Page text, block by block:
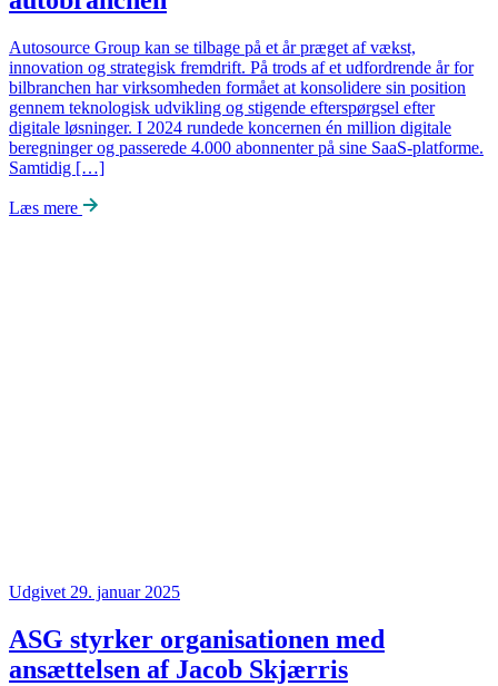
Autosource Group kan se tilbage på et år præget af vækst,
innovation og strategisk fremdrift. På trods af et udfordrende år for
bilbranchen har virksomheden formået at konsolidere sin position
gennem teknologisk udvikling og stigende efterspørgsel efter
digitale løsninger. I 2024 rundede koncernen én million digitale
beregninger og passerede 4.000 abonnenter på sine SaaS-platforme.
Samtidig […]
Læs mere
Udgivet 29. januar 2025
ASG styrker organisationen med
ansættelsen af Jacob Skjærris